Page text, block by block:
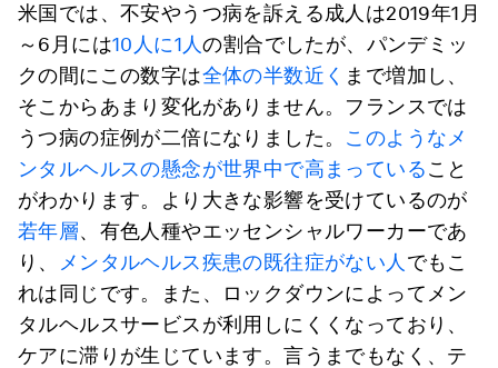
米国では、不安やうつ病を訴える成人は2019年1月
～6月には10人に1人の割合でしたが、パンデミッ
クの間にこの数字は全体の半数近く まで増加し、
そこからあまり変化がありません。フランスでは
うつ病の症例が二倍になりました。 このようなメ
ンタルヘルスの懸念が世界中で高まっていること
がわかります。より大きな影響を受けているのが
若年層、有色人種やエッセンシャルワーカーであ
り、
メンタルヘルス疾患の既往症がない人 でもこ
れは同じです。また、ロックダウンによってメン
タルヘルスサービスが利用しにくくなっており、
ケアに滞りが生じています。言うまでもなく、テ